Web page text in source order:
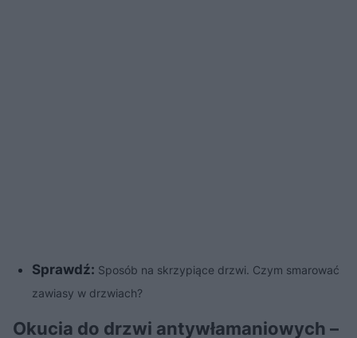
Sprawdź: Sposób na skrzypiące drzwi. Czym smarować
zawiasy w drzwiach?
Okucia do drzwi antywłamaniowych –